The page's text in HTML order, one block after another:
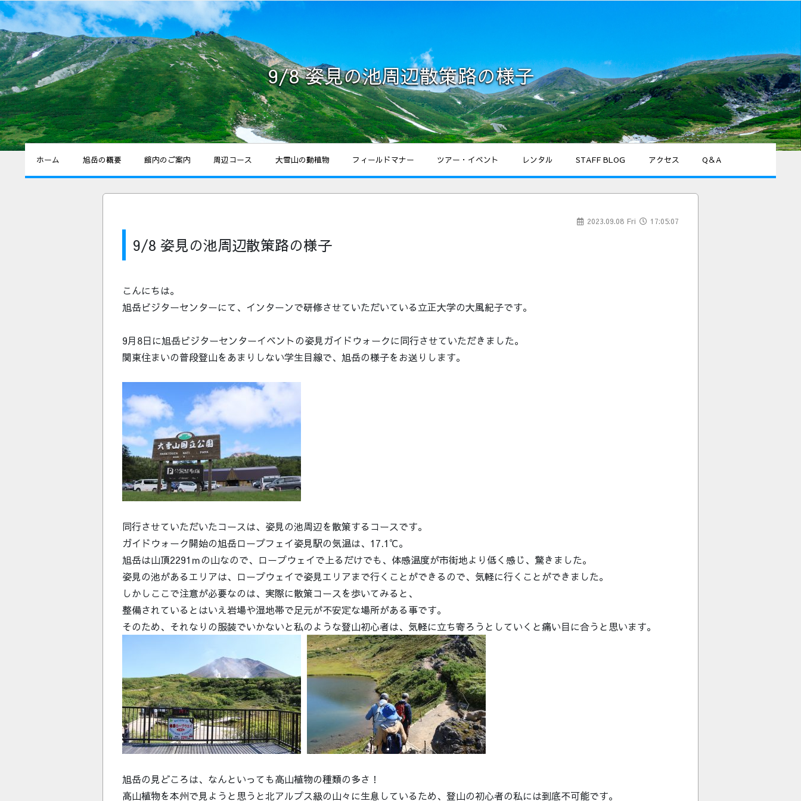
9/8 姿見の池周辺散策路の様子
ホーム 旭岳の概要 館内のご案内 周辺コース 大雪山の動植物 フィールドマナー ツアー・イベント レンタル STAFF BLOG アクセス Q＆A
2023.09.08 Fri 17:05:07
9/8 姿見の池周辺散策路の様子
こんにちは。
旭岳ビジターセンターにて、インターンで研修させていただいている立正大学の大風紀子です。
9月8日に旭岳ビジターセンターイベントの姿見ガイドウォークに同行させていただきました。
関東住まいの普段登山をあまりしない学生目線で、旭岳の様子をお送りします。
同行させていただいたコースは、姿見の池周辺を散策するコースです。
ガイドウォーク開始の旭岳ロープフェイ姿見駅の気温は、17.1℃。
旭岳は山頂2291ｍの山なので、ロープウェイで上るだけでも、体感温度が市街地より低く感じ、驚きました。
姿見の池があるエリアは、ロープウェイで姿見エリアまで行くことができるので、気軽に行くことができました。
しかしここで注意が必要なのは、実際に散策コースを歩いてみると、
整備されているとはいえ岩場や湿地帯で足元が不安定な場所がある事です。
そのため、それなりの服装でいかないと私のような登山初心者は、気軽に立ち寄ろうとしていくと痛い目に合うと思います。
旭岳の見どころは、なんといっても高山植物の種類の多さ！
高山植物を本州で見ようと思うと北アルプス級の山々に生息しているため、登山の初心者の私には到底不可能です。